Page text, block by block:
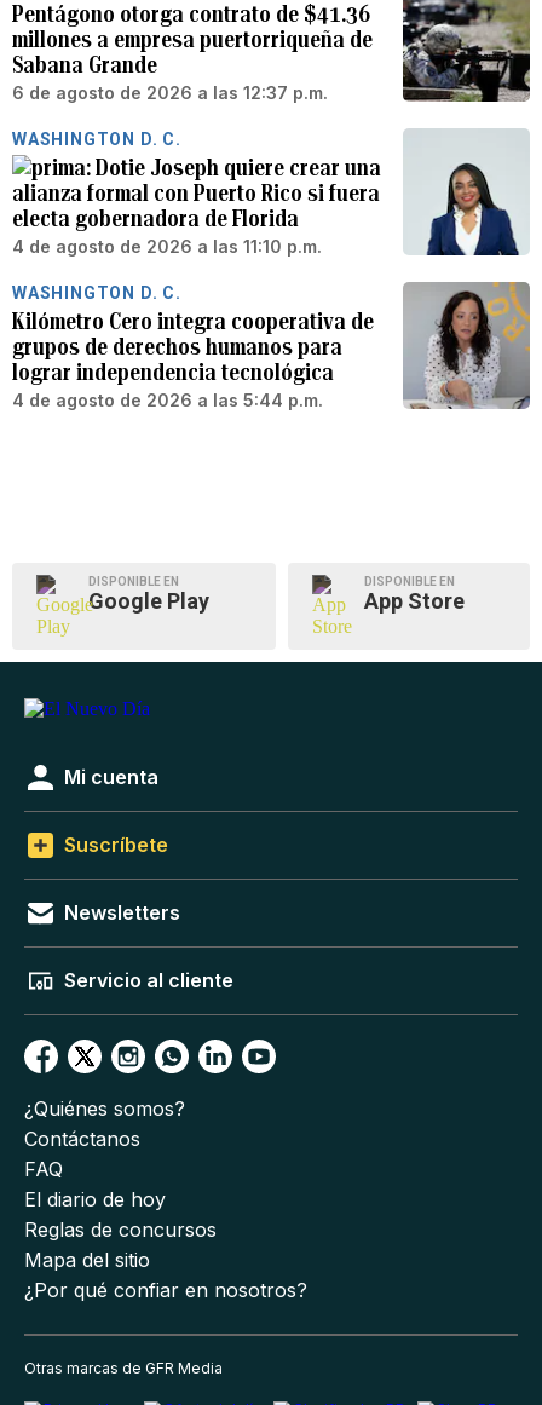
Pentágono otorga contrato de $41.36
millones a empresa puertorriqueña de
Sabana Grande
6 de agosto de 2026 a las 12:37 p.m.
WASHINGTON D. C.
Dotie Joseph quiere crear una
alianza formal con Puerto Rico si fuera
electa gobernadora de Florida
4 de agosto de 2026 a las 11:10 p.m.
WASHINGTON D. C.
Kilómetro Cero integra cooperativa de
grupos de derechos humanos para
lograr independencia tecnológica
4 de agosto de 2026 a las 5:44 p.m.
DISPONIBLE EN
Google Play
DISPONIBLE EN
App Store
Mi cuenta
Suscríbete
Newsletters
Servicio al cliente
¿Quiénes somos?
Contáctanos
FAQ
El diario de hoy
Reglas de concursos
Mapa del sitio
¿Por qué confiar en nosotros?
Otras marcas de GFR Media